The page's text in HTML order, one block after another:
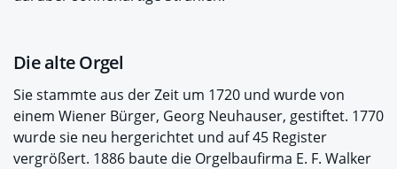
Die alte Orgel
Sie stammte aus der Zeit um 1720 und wurde von
einem Wiener Bürger, Georg Neuhauser, gestiftet. 1770
wurde sie neu hergerichtet und auf 45 Register
vergrößert. 1886 baute die Orgelbaufirma E. F. Walker